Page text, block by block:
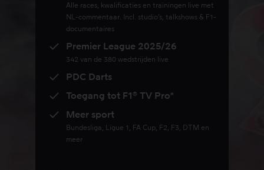
Alle races, kwalificaties en trainingen live met
NL-commentaar. Incl. studio’s, talkshows & F1-
documentaires
Premier League 2025/26
342 van de 380 wedstrijden live
PDC Darts
Toegang tot F1® TV Pro*
Meer sport
Bundesliga, Ligue 1, FA Cup, F2, F3, DTM en
meer